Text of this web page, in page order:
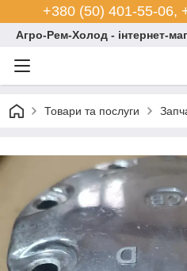
+380 (50) 401-55-06,
Агро-Рем-Холод - інтернет-
Товари та послуги